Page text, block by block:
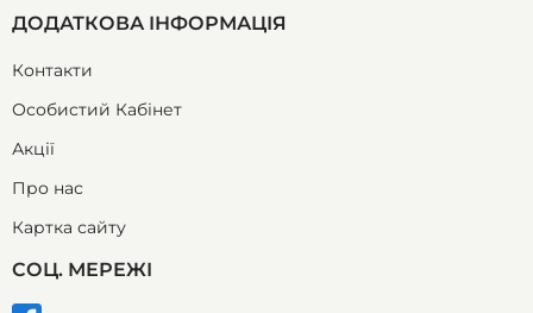
ДОДАТКОВА ІНФОРМАЦІЯ
Контакти
Особистий Кабінет
Акції
Про нас
Картка сайту
СОЦ. МЕРЕЖІ